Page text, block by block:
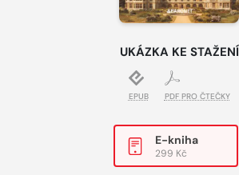
UKÁZKA KE STAŽENÍ
EPUB PDF PRO ČTEČKY
E-kniha
299 Kč